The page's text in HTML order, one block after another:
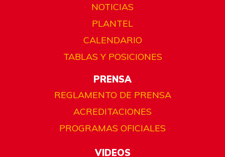
NOTICIAS
PLANTEL
CALENDARIO
TABLAS Y POSICIONES
PRENSA
REGLAMENTO DE PRENSA
ACREDITACIONES
PROGRAMAS OFICIALES
VIDEOS